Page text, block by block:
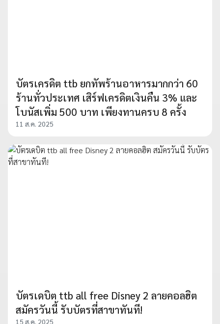
บัตรเครดิต ttb ยกทัพร้านอาหารมากกว่า 60
ร้านทั่วประเทศ เสิร์ฟเครดิตเงินคืน 3% และ
โบนัสเพิ่ม 500 บาท เพียงทานครบ 8 ครั้ง
11 ส.ค. 2025
บัตรเดบิต ttb all free Disney 2 ลายคอลฮิต
สมัครวันนี้ รับบัตรที่สาขาทันที!
15 ส.ค. 2025